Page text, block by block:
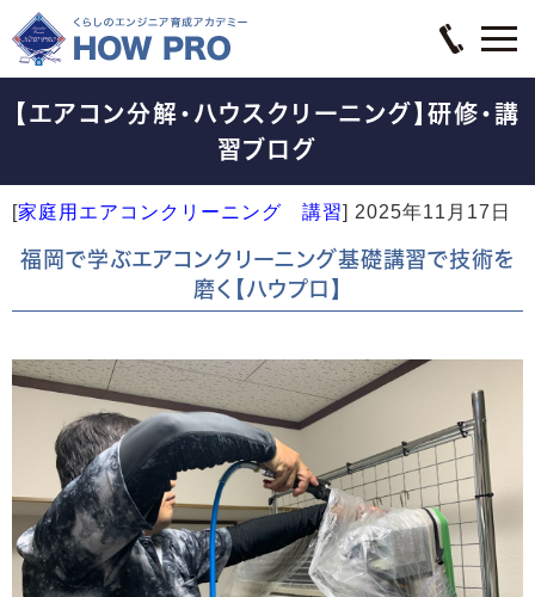
【エアコン分解・ハウスクリーニング】研修・講
習ブログ
[家庭用エアコンクリーニング 講習] 2025年11月17日
福岡で学ぶエアコンクリーニング基礎講習で技術を
磨く【ハウプロ】